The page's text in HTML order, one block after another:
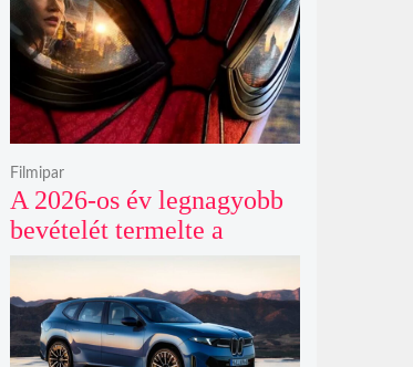
A 2026-os év legnagyobb
bevételét termelte a
Pókember legújabb
kalandja
Filmipar